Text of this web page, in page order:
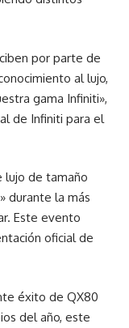
por parte de
al lujo,
gama Infiniti»,
de Infiniti para el
lujo de tamaño
durante la más
Este evento
oficial de
éxito de QX80
del año, este